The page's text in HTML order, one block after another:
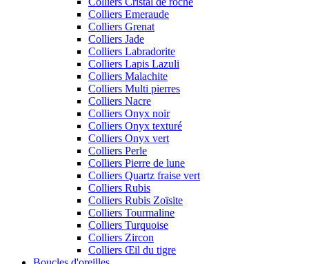
Colliers Emeraude
Colliers Grenat
Colliers Jade
Colliers Labradorite
Colliers Lapis Lazuli
Colliers Malachite
Colliers Multi pierres
Colliers Nacre
Colliers Onyx noir
Colliers Onyx texturé
Colliers Onyx vert
Colliers Perle
Colliers Pierre de lune
Colliers Quartz fraise vert
Colliers Rubis
Colliers Rubis Zoïsite
Colliers Tourmaline
Colliers Turquoise
Colliers Zircon
Colliers Œil du tigre